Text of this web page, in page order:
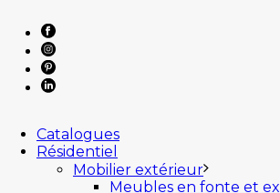
Catalogues
Résidentiel
Mobilier extérieur
Meubles en fonte et